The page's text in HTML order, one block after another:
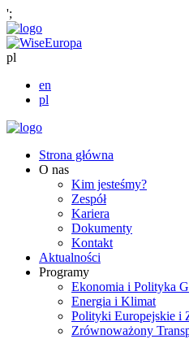
';
pl
en
pl
Strona główna
O nas
Kim jesteśmy?
Zespół
Kariera
Dokumenty
Kontakt
Aktualności
Programy
Ekonomia i Polityka
Energia i Klimat
Polityki Europejskie i
Zrównoważony